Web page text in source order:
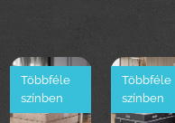
Többféle
színben
Többféle
színben